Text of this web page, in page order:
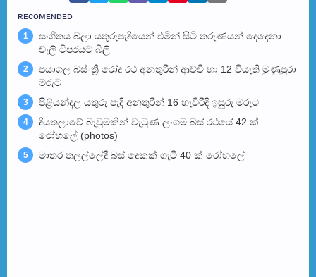
ʀᴇᴄᴏᴍᴇɴᴅᴇᴅ
1
සංගීතය බලා යතුරුපැදියෙන් එමින් සිටි තරුණයන් දෙදෙනා
වැලි ටිපරයට බිලි
2
පයාගල බස්-ත්‍රී රෝද රථ අනතුරින් ආච්චී හා 12 වියැති මුණුපුරා
මරුට
3 පිළියන්දල යතුරු පැදි අනතුරින් 16 හැවිරිදි ඉසුරු මරුට
4
දියතලාවේ බෑවුමකින් වැටුණ ලංගම බස් රථයේ 42 ක්
රෝහලේ (photos)
5 මාතර තලල්ලේදී බස් දෙකක් ගැටී 40 ක් රෝහලේ